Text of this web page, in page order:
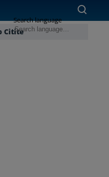
Citite
Search language